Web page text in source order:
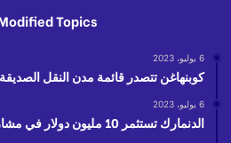
Topics
6 يوليو، 2023
كوبنهاغن تتصدر قائمة مدن النقل الصديقة
6 يوليو، 2023
الدنمارك تستثمر 10 مليون دولار في مشاريع المياه والطاقة في إثيوبيا